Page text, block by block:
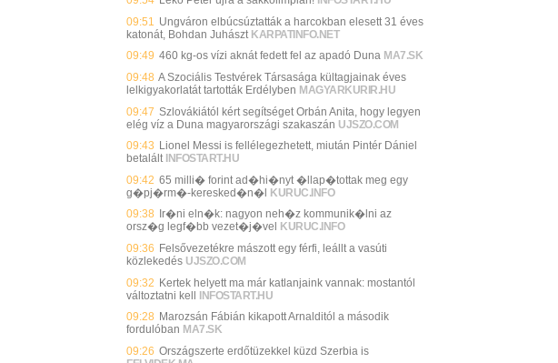
09:51 Ungváron elbúcsúztatták a harcokban elesett 31 éves
katonát, Bohdan Juhászt KARPATINFO.NET
09:49 460 kg-os vízi aknát fedett fel az apadó Duna MA7.SK
09:48 A Szociális Testvérek Társasága kültagjainak éves
lelkigyakorlatát tartották Erdélyben MAGYARKURIR.HU
09:47 Szlovákiától kért segítséget Orbán Anita, hogy legyen
elég víz a Duna magyarországi szakaszán UJSZO.COM
09:43 Lionel Messi is fellélegezhetett, miután Pintér Dániel
betalált INFOSTART.HU
09:42 65 milli� forint ad�hi�nyt �llap�tottak meg egy
g�pj�rm�-keresked�n�l KURUC.INFO
09:38
Ir�ni eln�k: nagyon neh�z kommunik�lni az
orsz�g legf�bb vezet�j�vel
KURUC.INFO
09:36 Felsővezetékre mászott egy férfi, leállt a vasúti
közlekedés UJSZO.COM
09:32 Kertek helyett ma már katlanjaink vannak: mostantól
változtatni kell INFOSTART.HU
09:28 Marozsán Fábián kikapott Arnalditól a második
fordulóban MA7.SK
09:26 Országszerte erdőtüzekkel küzd Szerbia is